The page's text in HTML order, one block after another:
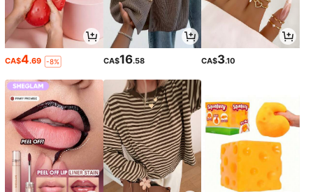
CA$4.69 -8% CA$16.58 CA$3.10